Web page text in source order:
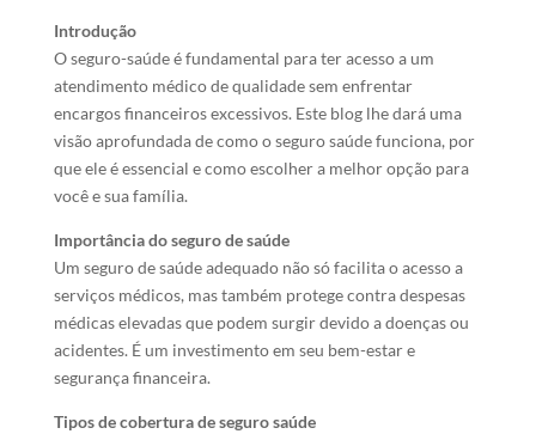
Introdução
O seguro-saúde é fundamental para ter acesso a um
atendimento médico de qualidade sem enfrentar
encargos financeiros excessivos. Este blog lhe dará uma
visão aprofundada de como o seguro saúde funciona, por
que ele é essencial e como escolher a melhor opção para
você e sua família.
Importância do seguro de saúde
Um seguro de saúde adequado não só facilita o acesso a
serviços médicos, mas também protege contra despesas
médicas elevadas que podem surgir devido a doenças ou
acidentes. É um investimento em seu bem-estar e
segurança financeira.
Tipos de cobertura de seguro saúde